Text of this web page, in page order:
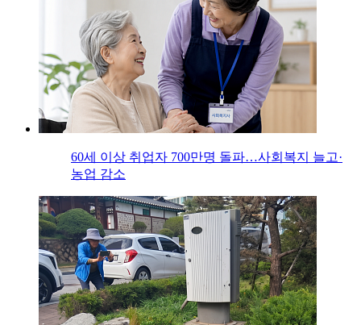
60세 이상 취업자 700만명 돌파…사회복지 늘고·
농업 감소